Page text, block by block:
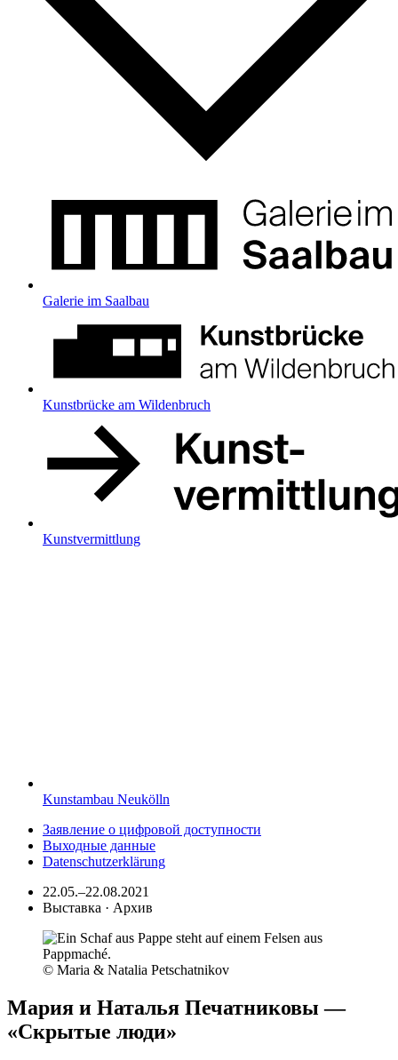
Galerie im Saalbau
Kunstbrücke am Wildenbruch
Kunstvermittlung
Kunstambau Neukölln
Заявление о цифровой доступности
Выходные данные
Datenschutzerklärung
22.05.–22.08.2021
Выставка · Архив
© Maria & Natalia Petschatnikov
Мария и Наталья Печатниковы —
«Скрытые люди»